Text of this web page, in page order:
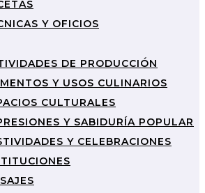
Y OFICIOS
DE PRODUCCIÓN
Y USOS CULINARIOS
CULTURALES
Y SABIDURÍA POPULAR
Y CELEBRACIONES